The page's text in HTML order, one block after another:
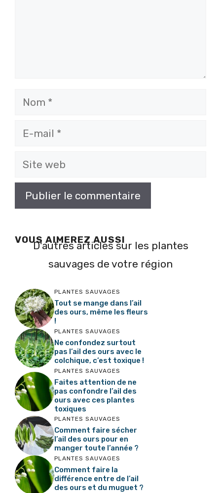
Nom
E-
Site
VOUS AIMEREZ AUSSI
D'autres articles sur les plantes
sauvages de votre région
PLANTES SAUVAGES
Tout se mange dans l’ail
des ours, même les fleurs
!
PLANTES SAUVAGES
Ne confondez surtout
pas l’ail des ours avec le
colchique, c’est toxique !
PLANTES SAUVAGES
Faites attention de ne
pas confondre l’ail des
ours avec ces plantes
toxiques
PLANTES SAUVAGES
Comment faire sécher
l’ail des ours pour en
manger toute l’année ?
PLANTES SAUVAGES
Comment faire la
différence entre de l’ail
des ours et du muguet ?